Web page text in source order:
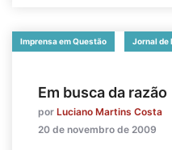
Imprensa em Questão Jornal de
Em busca da razão
por Luciano Martins Costa
20 de novembro de 2009